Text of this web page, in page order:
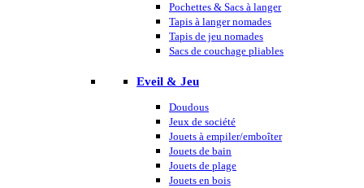
Pochettes & Sacs à langer
Tapis à langer nomades
Tapis de jeu nomades
Sacs de couchage pliables
Eveil & Jeu
Doudous
Jeux de société
Jouets à empiler/emboîter
Jouets de bain
Jouets de plage
Jouets en bois